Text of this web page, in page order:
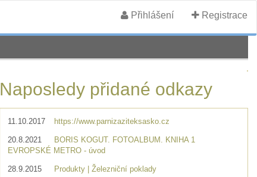
Přihlášení Registrace
Naposledy přidané odkazy
11.10.2017 https://www.parnizaziteksasko.cz
20.8.2021
BORIS KOGUT. FOTOALBUM. KNIHA 1
EVROPSKÉ METRO - úvod
28.9.2015 Produkty | Železniční poklady